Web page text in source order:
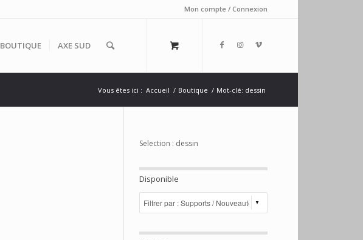
Mon compte / Connexion
BOUTIQUE AXE SUD
Vous êtes ici : Accueil / Boutique / Mot-clé: dessin
Selection : dessin
Disponible